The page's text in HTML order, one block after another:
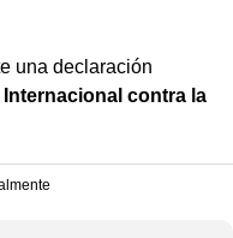
una declaración
Internacional contra la